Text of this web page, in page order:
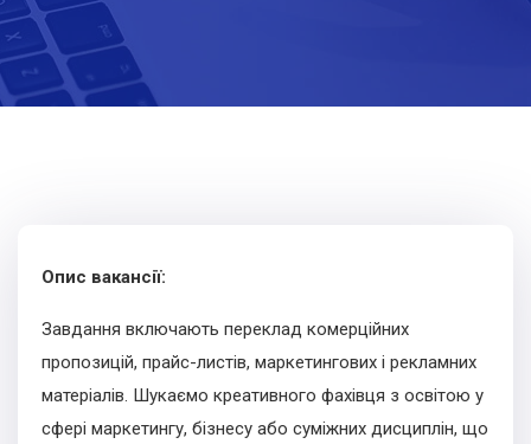
Опис вакансії:
Завдання включають переклад комерційних
пропозицій, прайс-листів, маркетингових і рекламних
матеріалів. Шукаємо креативного фахівця з освітою у
сфері маркетингу, бізнесу або суміжних дисциплін, що